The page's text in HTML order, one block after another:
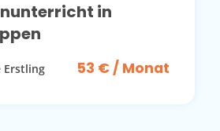
in
Erstling 53 € / Monat